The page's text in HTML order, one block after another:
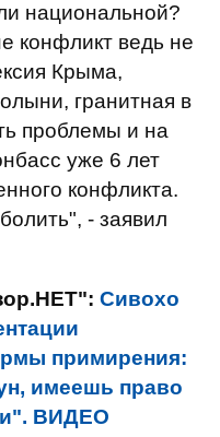
национальной?
конфликт ведь не
Крыма,
гранитная в
проблемы и на
уже 6 лет
конфликта.
- заявил
Сивохо
примирения:
имеешь право
ВИДЕО